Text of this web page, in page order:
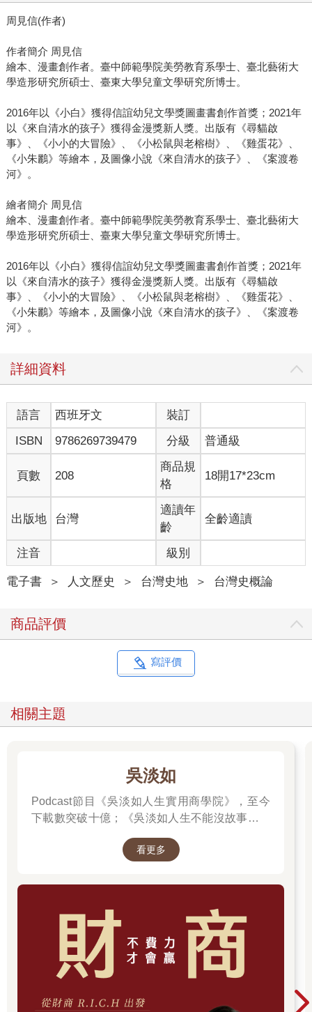
周見信(作者)
作者簡介 周見信
繪本、漫畫創作者。臺中師範學院美勞教育系學士、臺北藝術大
學造形研究所碩士、臺東大學兒童文學研究所博士。
2016年以《小白》獲得信誼幼兒文學獎圖畫書創作首獎；2021年
以《來自清水的孩子》獲得金漫獎新人獎。出版有《尋貓啟
事》、《小小的大冒險》、《小松鼠與老榕樹》、《雞蛋花》、
《小朱鸝》等繪本，及圖像小說《來自清水的孩子》、《案渡卷
河》。
繪者簡介 周見信
繪本、漫畫創作者。臺中師範學院美勞教育系學士、臺北藝術大
學造形研究所碩士、臺東大學兒童文學研究所博士。
2016年以《小白》獲得信誼幼兒文學獎圖畫書創作首獎；2021年
以《來自清水的孩子》獲得金漫獎新人獎。出版有《尋貓啟
事》、《小小的大冒險》、《小松鼠與老榕樹》、《雞蛋花》、
《小朱鸝》等繪本，及圖像小說《來自清水的孩子》、《案渡卷
河》。
詳細資料
語言 西班牙文
裝訂
ISBN
9786269739479 分級 普通級
頁數 208
商品規
格
18開17*23cm
出版地 台灣
適讀年
齡
全齡適讀
注音 級別
電子書 ＞ 人文歷史 ＞ 台灣史地 ＞ 台灣史概論
商品評價
寫評價
相關主題
吳淡如
Podcast節目《吳淡如人生實用商學院》，至今
下載數突破十億；《吳淡如人生不能沒故事》也
讀歷史中的權力運作與人性選擇，讓看似遙遠的
看更多